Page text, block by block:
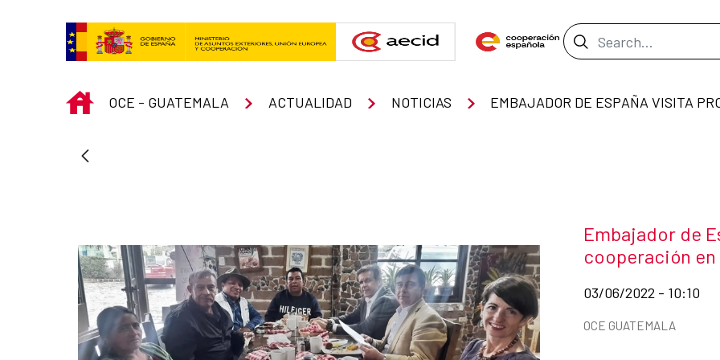
Search Bar
INICIO
OCE - GUATEMALA ACTUALIDAD NOTICIAS
News title
Embajador de
cooperación
Date of publication of
03/06/2022 - 10:10
News categories
OCE GUATEMALA